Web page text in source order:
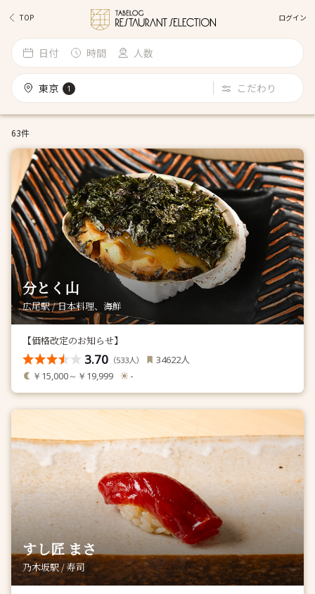
TOP ログイン
日付 時間 人数
東京 1 こだわり
63件
分とく山
広尾駅 / 日本料理、海鮮
【価格改定のお知らせ】
3.70 （533人） 34622人
￥15,000～￥19,999 -
すし匠 まさ
乃木坂駅 / 寿司